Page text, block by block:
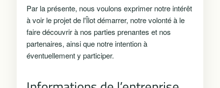
Par la présente, nous voulons exprimer notre intérêt
à voir le projet de l'Îlot démarrer, notre volonté à le
faire découvrir à nos parties prenantes et nos
partenaires, ainsi que notre intention à
éventuellement y participer.